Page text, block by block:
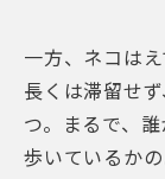
一方、ネコは
長くは滞留せ
つ。まるで、
歩いているか